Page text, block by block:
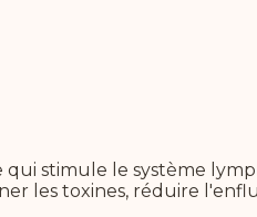
stimule le système
les toxines, réduire